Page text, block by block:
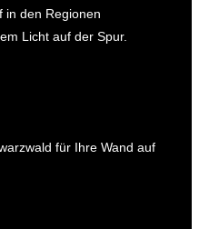
in den Regionen
Licht auf der Spur.
für Ihre Wand auf